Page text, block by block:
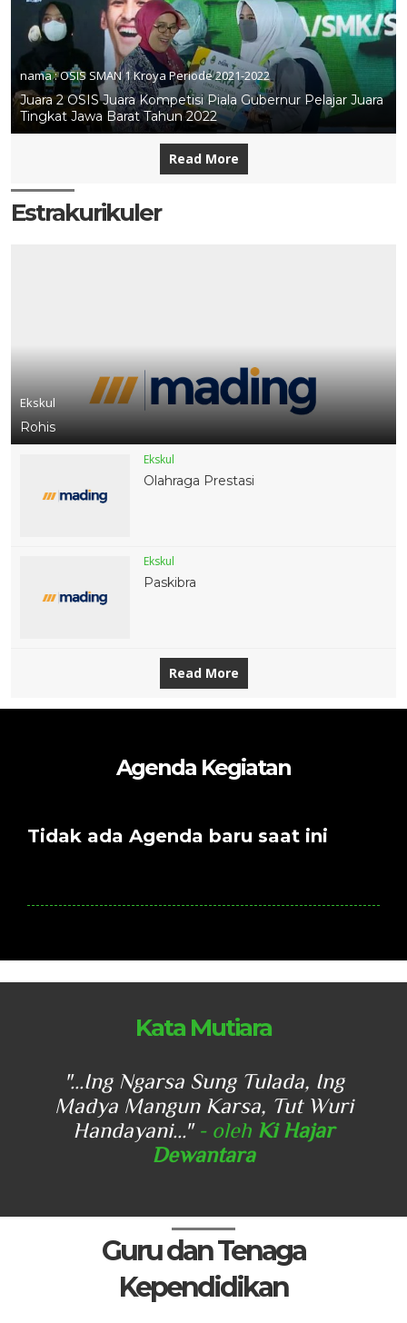
nama :OSIS SMAN 1 Kroya Periode 2021-2022
Juara 2 OSIS Juara Kompetisi Piala Gubernur Pelajar Juara
Tingkat Jawa Barat Tahun 2022
Read More
Estrakurikuler
Ekskul
Rohis
Ekskul
Olahraga Prestasi
Ekskul
Paskibra
Read More
Agenda Kegiatan
Tidak ada Agenda baru saat ini
Kata Mutiara
"...Ing Ngarsa Sung Tulada, Ing
Madya Mangun Karsa, Tut Wuri
Handayani..." - oleh Ki Hajar
Dewantara
Guru dan Tenaga
Kependidikan